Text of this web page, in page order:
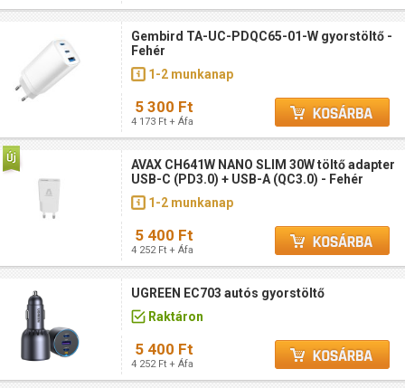
Gembird TA-UC-PDQC65-01-W gyorstöltő -
Fehér
1-2 munkanap
5 300 Ft
4 173 Ft + Áfa
AVAX CH641W NANO SLIM 30W töltő adapter
USB-C (PD3.0) + USB-A (QC3.0) - Fehér
1-2 munkanap
5 400 Ft
4 252 Ft + Áfa
UGREEN EC703 autós gyorstöltő
Raktáron
5 400 Ft
4 252 Ft + Áfa